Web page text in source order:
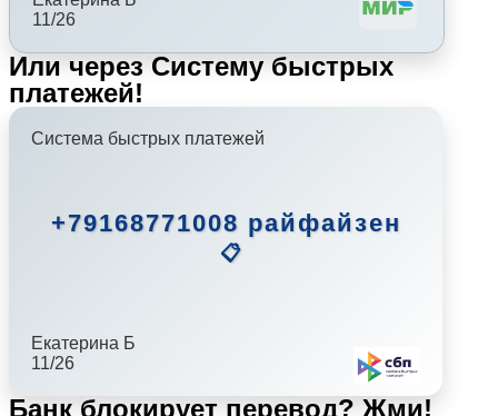
11/26
Или через Систему быстрых
платежей!
Система быстрых платежей
+79168771008 райфайзен
📋
Екатерина Б
11/26
Банк блокирует перевод? Жми!